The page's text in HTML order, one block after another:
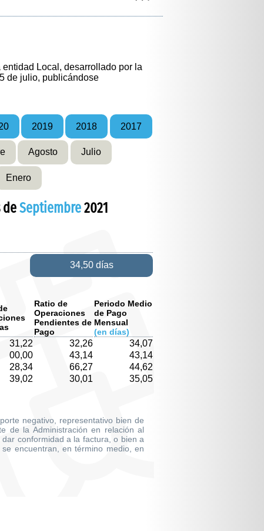
Local, desarrollado por la
de julio, publicándose
2019 2018 2017
Agosto Julio
Enero
deSeptiembre2021
34,50 días
Ratio de
Operaciones
Pendientes de
Pago
Periodo Medio
de Pago
Mensual
(en días)
31,22 32,26 34,07
00,00 43,14 43,14
28,34 66,27 44,62
39,02 30,01 35,05
negativo, representativo bien de
de la Administración en relación al
conformidad a la factura, o bien a
encuentran, en término medio, en